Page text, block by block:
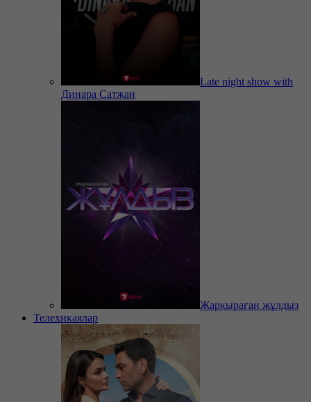
Late night show with
Динара Сатжан
Жарқыраған жұлдыз
Телехикаялар